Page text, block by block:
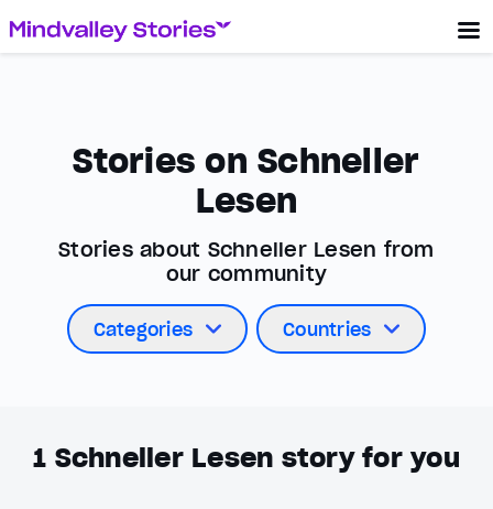
Stories on Schneller
Lesen
Stories about Schneller Lesen from
our community
Categories Countries
1 Schneller Lesen story for you